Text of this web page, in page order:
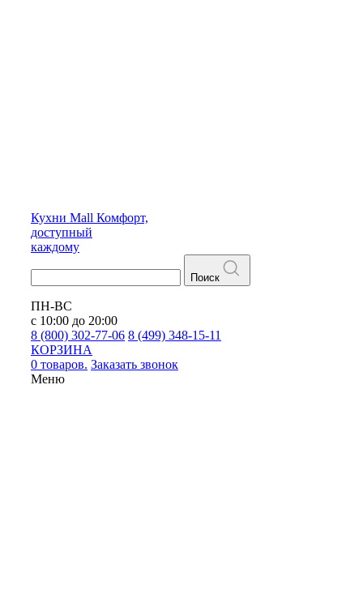
Кухни Mall Комфорт,
доступный
каждому
Поиск
ПН-ВС
с 10:00 до 20:00
8 (800) 302-77-06 8 (499) 348-15-11
КОРЗИНА
0 товаров. Заказать звонок
Меню